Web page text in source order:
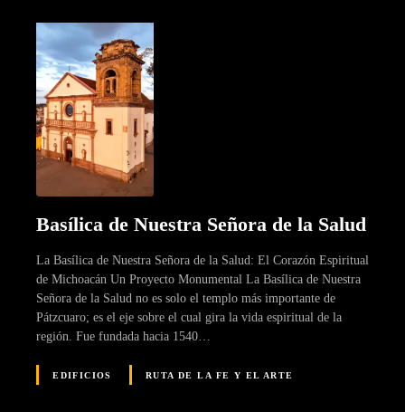
Basílica de Nuestra Señora de la Salud
La Basílica de Nuestra Señora de la Salud: El Corazón Espiritual
de Michoacán Un Proyecto Monumental La Basílica de Nuestra
Señora de la Salud no es solo el templo más importante de
Pátzcuaro; es el eje sobre el cual gira la vida espiritual de la
región. Fue fundada hacia 1540…
EDIFICIOS RUTA DE LA FE Y EL ARTE